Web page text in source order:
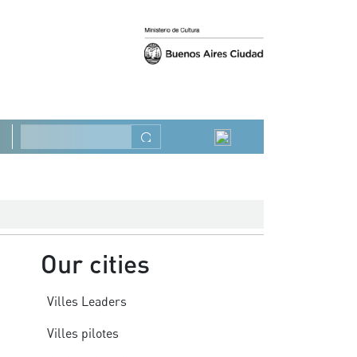
Our cities
Villes Leaders
Villes pilotes